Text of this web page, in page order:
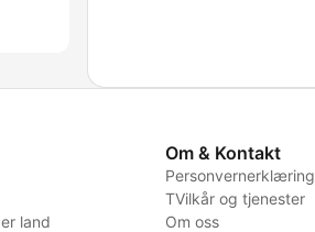
land
Om & Kontakt
Personvernerklæring
TVilkår og tjenester
Om oss